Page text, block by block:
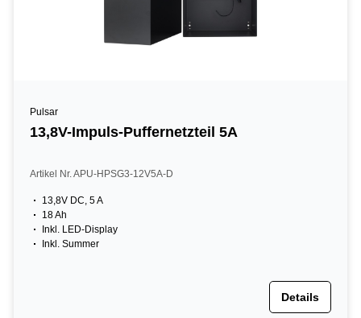
Pulsar
13,8V-Impuls-Puffernetzteil 5A
Artikel Nr. APU-HPSG3-12V5A-D
13,8V DC, 5 A
18 Ah
Inkl. LED-Display
Inkl. Summer
Details